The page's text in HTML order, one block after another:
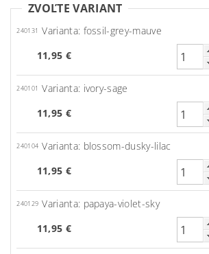
ZVOĽTE VARIANT
240131
Varianta: fossil-grey-mauve
11,95 €
240101
Varianta: ivory-sage
11,95 €
240104 Varianta: blossom-dusky-lilac
11,95 €
240129 Varianta: papaya-violet-sky
11,95 €